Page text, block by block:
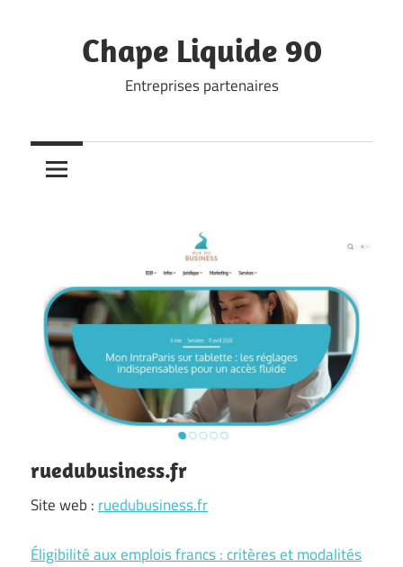
Chape Liquide 90
Entreprises partenaires
ruedubusiness.fr
Site web : ruedubusiness.fr
Éligibilité aux emplois francs : critères et modalités